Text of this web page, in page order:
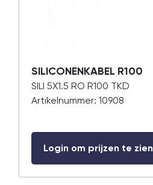
SILICONENKABEL R100
SILI 5X1.5 RO R100 TKD
Artikelnummer: 10908
Login om prijzen te zien